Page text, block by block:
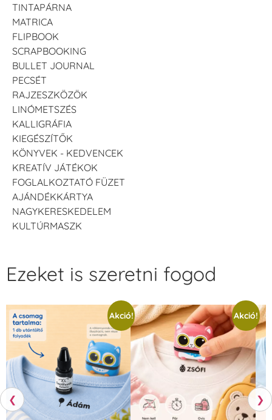
TINTAPÁRNA
MATRICA
FLIPBOOK
SCRAPBOOKING
BULLET JOURNAL
PECSÉT
RAJZESZKÖZÖK
LINÓMETSZÉS
KALLIGRÁFIA
KIEGÉSZÍTŐK
KÖNYVEK - KEDVENCEK
KREATÍV JÁTÉKOK
FOGLALKOZTATÓ FÜZET
AJÁNDÉKKÁRTYA
NAGYKERESKEDELEM
KULTÚRMASZK
❮
Ezeket is szeretni fogod
Akció! Akció!
❯